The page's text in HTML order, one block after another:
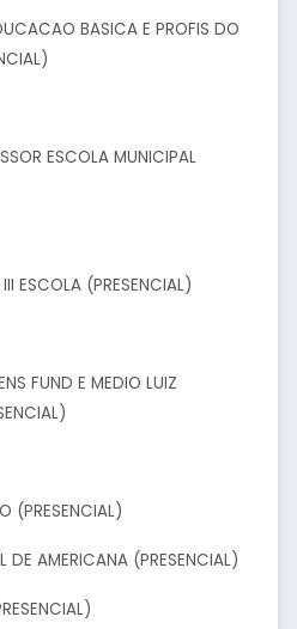
BASICA E PROFIS DO
ESCOLA MUNICIPAL
ESCOLA (PRESENCIAL)
FUND E MEDIO LUIZ
(PRESENCIAL)
DE AMERICANA (PRESENCIAL)